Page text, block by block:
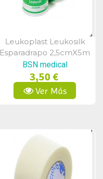
Vista Rápida
Leukoplast Leukosilk
Esparadrapo 2,5cmX5m
BSN medical
3,50 €
Ver Más